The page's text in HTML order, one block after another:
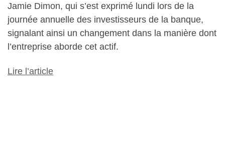
Jamie Dimon, qui s’est exprimé lundi lors de la
journée annuelle des investisseurs de la banque,
signalant ainsi un changement dans la manière dont
l’entreprise aborde cet actif.
Lire l’article